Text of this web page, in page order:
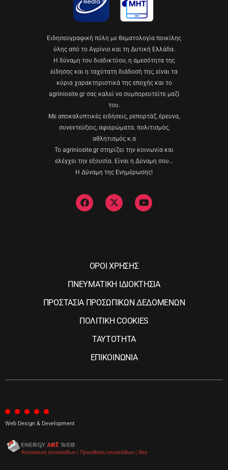
Eιδησεογραφική πύλη με θεματολογία ποικίλης
ύλης από το Αγρίνιο και τη Δυτική Ελλάδα.
Η δύναμη του διαδικτύου, η αμεσότητα της
είδησης και η ταχύτατη διάδοσή της, είναι τα
κύρια χαρακτηριστικά της εποχής και το
agriniosite.gr σας καλεί να συμπορευτείτε μαζί
του.
Με αποκαλυπτικές ειδήσεις, ρεπορτάζ, έρευνα,
συνεντεύξεις, αφιερώματα. πολιτισμός,
αθλητισμός κ.α
Το agriniosite.gr στηρίζει την κοινωνία και
ελέγχει την εξουσία. Είναι η Δύναμη σου…
Η Δύναμη της Ενημέρωσης!
ΟΡΟΙ ΧΡΗΣΗΣ
ΠΝΕΥΜΑΤΙΚΗ ΙΔΙΟΚΤΗΣΙΑ
ΠΡΟΣΤΑΣΙΑ ΠΡΟΣΩΠΙΚΩΝ ΔΕΔΟΜΕΝΩΝ
ΠΟΛΙΤΙΚΗ COOKIES
ΤΑΥΤΟΤΗΤΑ
ΕΠΙΚΟΙΝΩΝΙΑ
Web Design & Development